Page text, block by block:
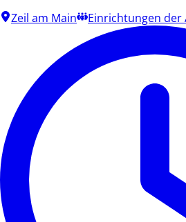
Zeil am Main
Einrichtungen der